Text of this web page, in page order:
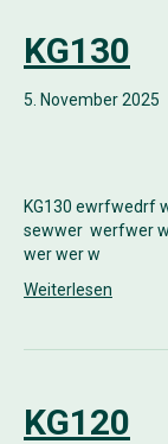
KG130
5. November 2025
KG130 ewrfwedrf
sewwer werfwer
wer wer w
Weiterlesen
KG120